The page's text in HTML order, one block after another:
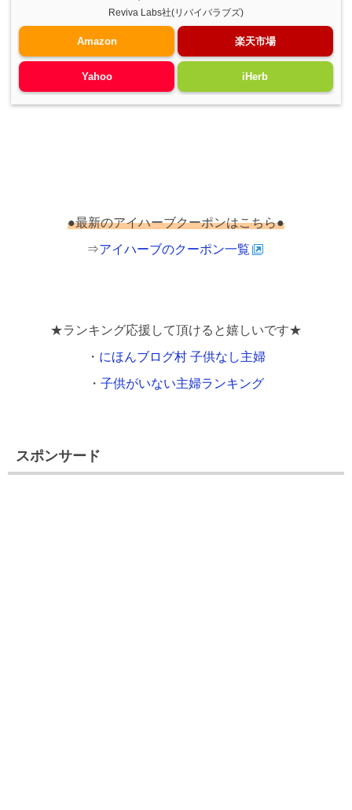
Reviva Labs社(リバイバラブズ)
Amazon 楽天市場
Yahoo iHerb
●最新のアイハーブクーポンはこちら●
⇒アイハーブのクーポン一覧
★ランキング応援して頂けると嬉しいです★
・ にほんブログ村 子供なし主婦
・ 子供がいない主婦ランキング
スポンサード